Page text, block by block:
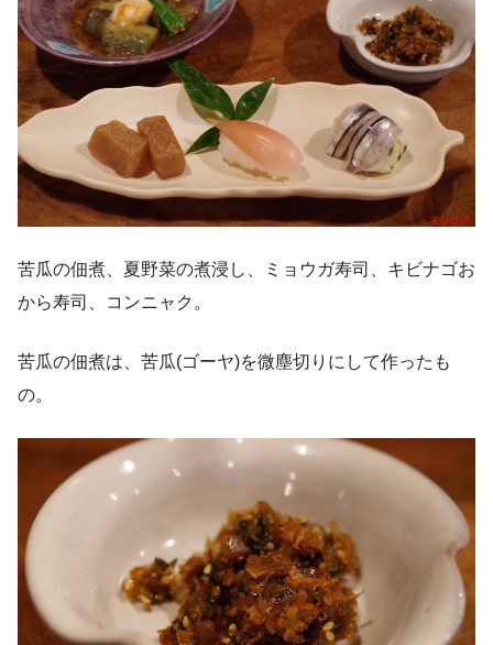
苦瓜の佃煮、夏野菜の煮浸し、ミョウガ寿司、キビナゴお
から寿司、コンニャク。
苦瓜の佃煮は、苦瓜(ゴーヤ)を微塵切りにして作ったも
の。